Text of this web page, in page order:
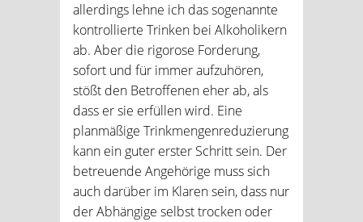
allerdings lehne ich das sogenannte
kontrollierte Trinken bei Alkoholikern
ab. Aber die rigorose Forderung,
sofort und für immer aufzuhören,
stößt den Betroffenen eher ab, als
dass er sie erfüllen wird. Eine
planmäßige Trinkmengenreduzierung
kann ein guter erster Schritt sein. Der
betreuende Angehörige muss sich
auch darüber im Klaren sein, dass nur
der Abhängige selbst trocken oder